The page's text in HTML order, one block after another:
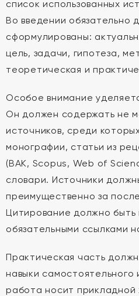
список использованных
Во введении обязательно
сформулированы:
цель, задачи, гипотеза,
теоретическая и
Особое внимание
Он должен содержать не
источников, среди
монографии, статьи из
(ВАК, Scopus, Web of
словари. Источники
преимущественно за
Цитирование должно быть
обязательными ссылками
Практическая часть
навыки самостоятельного
работа носит прикладной